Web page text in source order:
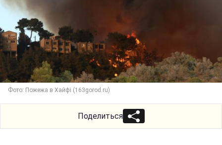
Фото: Пожежа в Хайфі (163gorod.ru)
Поделиться